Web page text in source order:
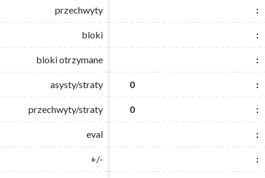
przechwyty :
bloki :
bloki otrzymane :
asysty/straty 0 :
przechwyty/straty 0 :
eval :
+/- :
przechwyty :
bloki :
bloki otrzymane :
asysty/straty 0 :
przechwyty/straty 0 :
eval :
+/- :